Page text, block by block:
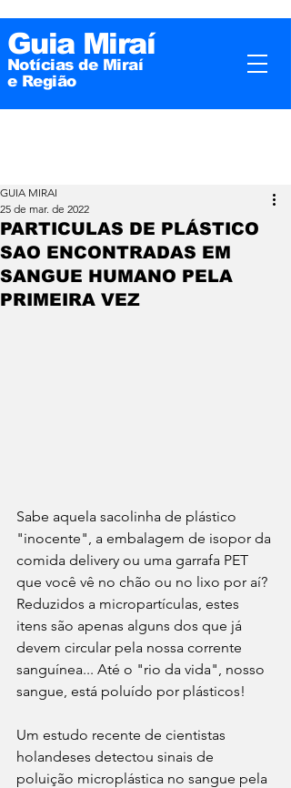
Guia Miraí
Notícias de Miraí
e Região
PARTICULAS DE PLÁSTICO
SAO ENCONTRADAS EM
SANGUE HUMANO PELA
PRIMEIRA VEZ
GUIA MIRAI
25 de mar. de 2022
Sabe aquela sacolinha de plástico
"inocente", a embalagem de isopor da
comida delivery ou uma garrafa PET
que você vê no chão ou no lixo por aí?
Reduzidos a micropartículas, estes
itens são apenas alguns dos que já
devem circular pela nossa corrente
sanguínea... Até o "rio da vida", nosso
sangue, está poluído por plásticos!
Um estudo recente de cientistas
holandeses detectou sinais de
poluição microplástica no sangue pela